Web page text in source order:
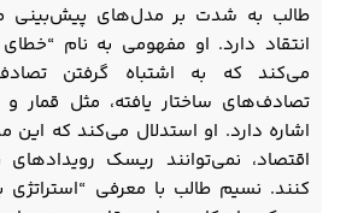
طالب به شدت بر مدل‌های پیش‌بینی
انتقاد دارد. او مفهومی به نام
می‌کند که به اشتباه گرفتن
تصادف‌های ساختار یافته، مثل قمار
اشاره دارد. او استدلال می‌کند که این
اقتصاد، نمی‌توانند ریسک رویدادهای
کنند. نسیم طالب با معرفی “استراتژی